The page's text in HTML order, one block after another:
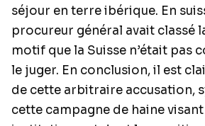
séjour en terre ibérique. En
procureur général avait classé
motif que la Suisse n’était pas
le juger. En conclusion, il est
de cette arbitraire accusation,
cette campagne de haine visant